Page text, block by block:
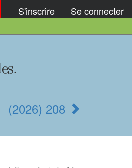
S'inscrire Se connecter
(2026) 208